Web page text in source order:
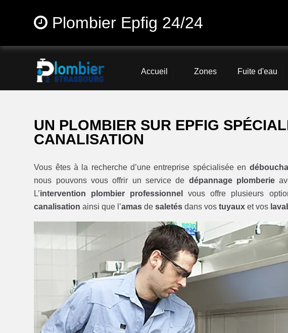
Plombier Epfig 24/24
Accueil Zones Fuite d'eau
UN PLOMBIER SUR EPFIG
CANALISATION
Vous êtes à la recherche d’une entreprise spécialisée en
nous pouvons vous offrir un service de dépannage plomberie
L’intervention plombier professionnel vous offre plusieurs
canalisation ainsi que l’amas desaletés dans vostuyaux et vos